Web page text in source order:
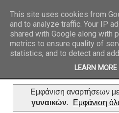
Εμφάνιση αναρτήσεων με
γυναικών. Εμφάνιση
This site uses cookies from
and to analyze traffic. Your IP
shared with Google along with
metrics to ensure quality of
statistics, and to detect and
LEARN MORE